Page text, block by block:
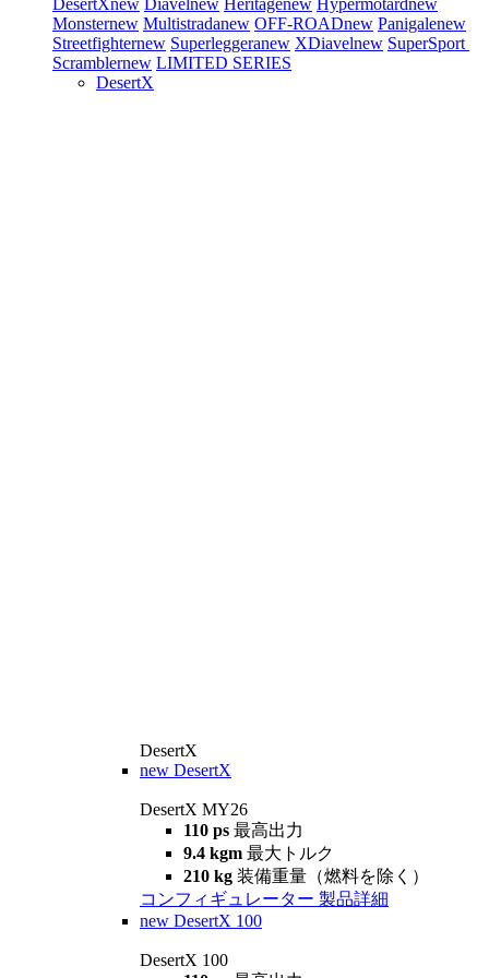
DesertXnew Diavelnew Heritagenew Hypermotardnew
Monsternew Multistradanew OFF-ROADnew Panigalenew
Streetfighternew Superleggeranew XDiavelnew SuperSport
Scramblernew LIMITED SERIES
DesertX
DesertX
new DesertX
DesertX MY26
110 ps 最高出力
9.4 kgm 最大トルク
210 kg 装備重量（燃料を除く）
コンフィギュレーター 製品詳細
new DesertX 100
DesertX 100